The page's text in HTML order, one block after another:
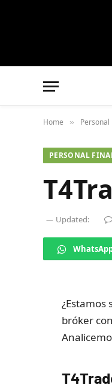
Home » Personal
PERSONAL
Updated:
¿Estamos
bróker